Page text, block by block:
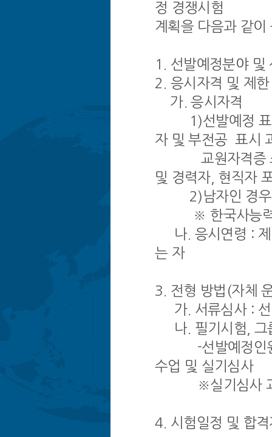
정 경쟁시험
계획을 다음과 같이
1. 선발예정분야 및
2. 응시자격 및 제한
가. 응시자격
1)선발예정 표시
자 및 부전공 표시
교원자격증 소
및 경력자, 현직자
2)남자인 경우
※ 한국사능력시
나. 응시연령 : 제
는 자
3. 전형 방법(자체
가. 서류심사 : 선
나. 필기시험, 그
-선발예정인원의
수업 및 실기심사
※실기심사 과목
4. 시험일정 및 합